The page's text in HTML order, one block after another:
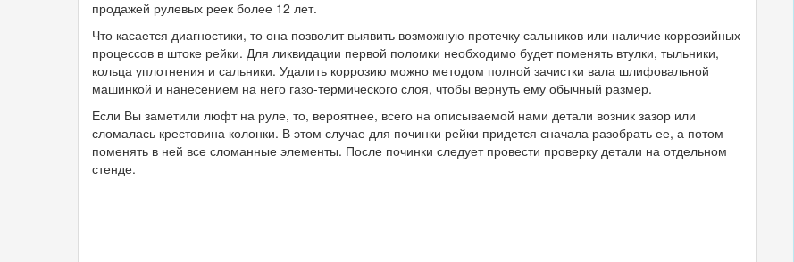
продажей рулевых реек более 12 лет.
Что касается диагностики, то она позволит выявить возможную протечку сальников или наличие коррозийных
процессов в штоке рейки. Для ликвидации первой поломки необходимо будет поменять втулки, тыльники,
кольца уплотнения и сальники. Удалить коррозию можно методом полной зачистки вала шлифовальной
машинкой и нанесением на него газо-термического слоя, чтобы вернуть ему обычный размер.
Если Вы заметили люфт на руле, то, вероятнее, всего на описываемой нами детали возник зазор или
сломалась крестовина колонки. В этом случае для починки рейки придется сначала разобрать ее, а потом
поменять в ней все сломанные элементы. После починки следует провести проверку детали на отдельном
стенде.